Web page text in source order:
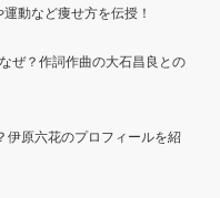
動など痩せ方を伝授！
ぜ？作詞作曲の大石昌良との
伊原六花のプロフィールを紹